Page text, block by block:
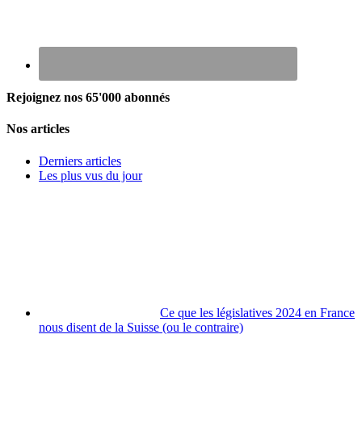
Rejoignez nos 65'000 abonnés
Nos articles
Derniers articles
Les plus vus du jour
Ce que les législatives 2024 en France
nous disent de la Suisse (ou le contraire)